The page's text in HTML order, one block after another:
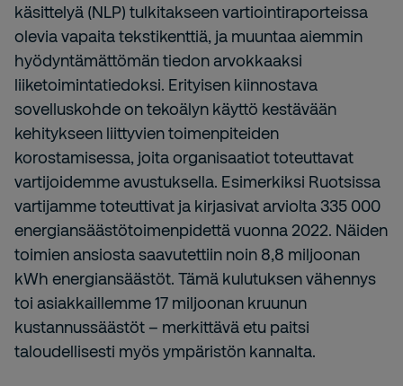
käsittelyä (NLP) tulkitakseen vartiointiraporteissa
olevia vapaita tekstikenttiä, ja muuntaa aiemmin
hyödyntämättömän tiedon arvokkaaksi
liiketoimintatiedoksi. Erityisen kiinnostava
sovelluskohde on tekoälyn käyttö kestävään
kehitykseen liittyvien toimenpiteiden
korostamisessa, joita organisaatiot toteuttavat
vartijoidemme avustuksella. Esimerkiksi Ruotsissa
vartijamme toteuttivat ja kirjasivat arviolta 335 000
energiansäästötoimenpidettä vuonna 2022. Näiden
toimien ansiosta saavutettiin noin 8,8 miljoonan
kWh energiansäästöt. Tämä kulutuksen vähennys
toi asiakkaillemme 17 miljoonan kruunun
kustannussäästöt – merkittävä etu paitsi
taloudellisesti myös ympäristön kannalta.